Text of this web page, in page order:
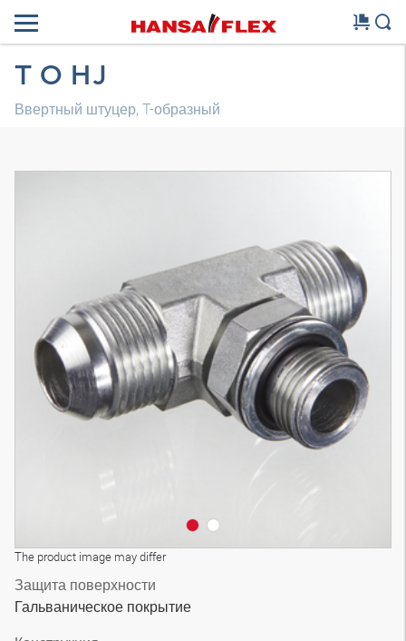
T O HJ
Ввертный штуцер, T-образный
The product image may differ
Защита поверхности
Гальваническое покрытие